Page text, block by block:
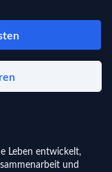
Leben entwickelt,
und